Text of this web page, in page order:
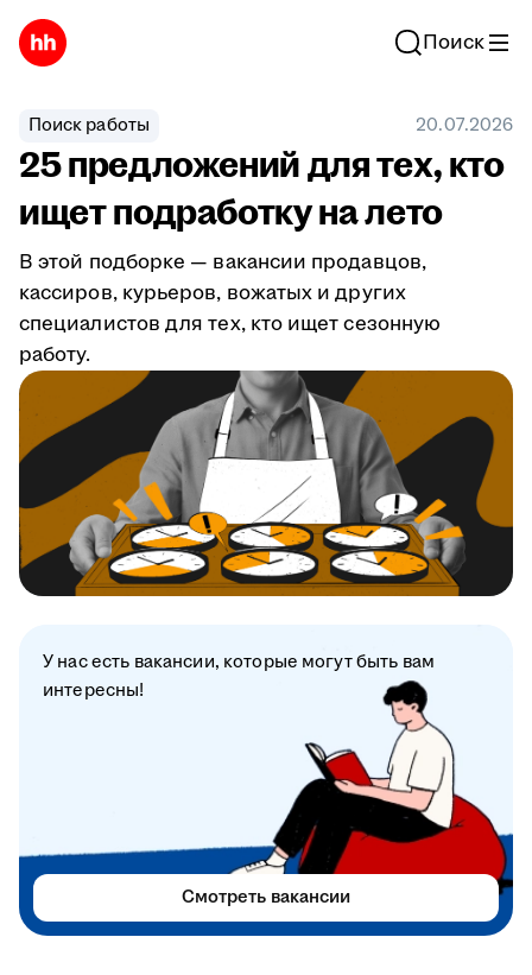
Поиск
Поиск работы 20.07.2026
25 предложений для тех, кто
ищет подработку на лето
В этой подборке — вакансии продавцов,
кассиров, курьеров, вожатых и других
специалистов для тех, кто ищет сезонную
работу.
У нас есть вакансии, которые могут быть вам
интересны!
Смотреть вакансии